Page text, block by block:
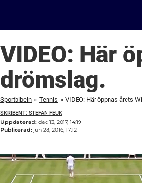
VIDEO: Här
drömslag.
Sportbibeln » Tennis » VIDEO: Här öppnas årets
SKRIBENT: STEFAN FEUK
Uppdaterad: dec 13, 2017, 14:19
Publicerad: jun 28, 2016, 17:12